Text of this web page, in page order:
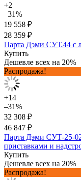
+2
–31%
19 558 ₽
28 359 ₽
Парта Дэми СУТ.44 с
Купить
Дешевле всех на 20%
Распродажа!
+14
–31%
32 308 ₽
46 847 ₽
Парта Дэми СУТ-25-
приставками и
Купить
Дешевле всех на 20%
Распродажа!